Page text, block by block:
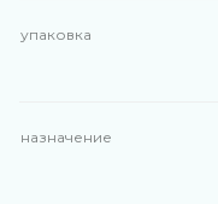
упаковка
назначение